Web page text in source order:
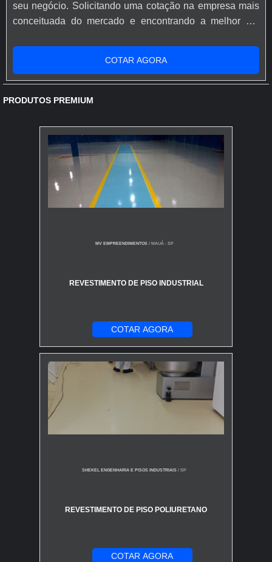
seu negócio. Solicitando uma cotação na empresa mais
conceituada do mercado e encontrando a melhor em
resina epóxi para piso de concreto, com os profissionais
especializados da Rápido Epóxi o cliente conseguirá
proteção com comprometimento com o resultado dos
clientes.MAIS SOBRE...
COTAR AGORA
PRODUTOS PREMIUM
MV EMPREENDIMENTOS/ MAUÁ - SP
REVESTIMENTO DE PISO INDUSTRIAL
COTAR AGORA
SHEKEL ENGENHARIA E PISOS INDUSTRIAIS / SP
REVESTIMENTO DE PISO POLIURETANO
COTAR AGORA